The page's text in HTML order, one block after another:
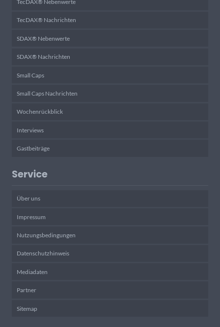
TecDAX® Nebenwerte
TecDAX® Nachrichten
SDAX® Nebenwerte
SDAX® Nachrichten
Small Caps
Small Caps Nachrichten
Wochenrückblick
Interviews
Gastbeiträge
Service
Über uns
Impressum
Nutzungsbedingungen
Datenschutzhinweis
Mediadaten
Partner
Sitemap